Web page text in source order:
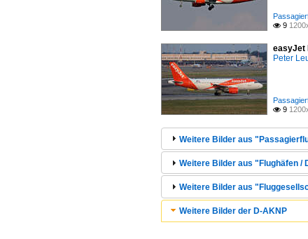
 9
easyJet
Peter
 9
Weitere Bilder aus
Weitere Bilder aus "Flughäfen /
Weitere Bilder aus
Weitere Bilder der D-AKNP